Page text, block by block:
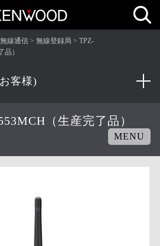
無線通信 無線登録局
TPZ-
品）
客様)
（生産完了品）
MENU